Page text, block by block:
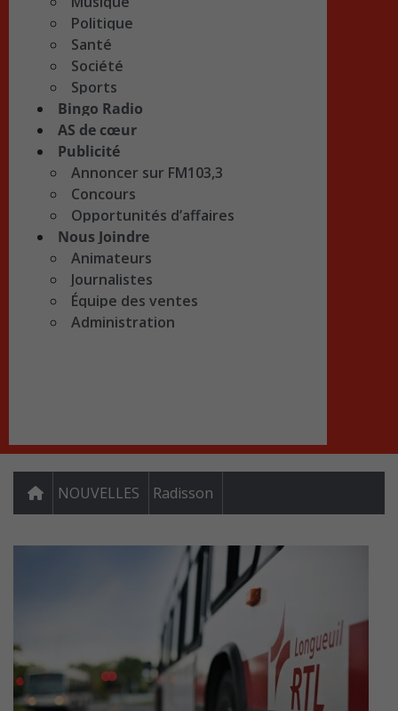
Politique
Santé
Société
Sports
Bingo Radio
AS de cœur
Publicité
Annoncer sur FM103,3
Concours
Opportunités d’affaires
Nous Joindre
Animateurs
Journalistes
Équipe des ventes
Administration
NOUVELLES Radisson